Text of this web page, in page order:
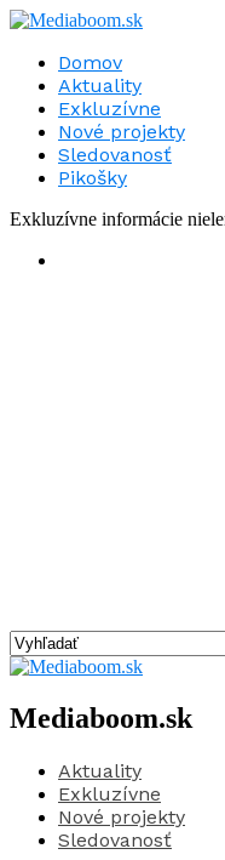
Domov
Aktuality
Exkluzívne
Nové projekty
Sledovanosť
Pikošky
Exkluzívne informácie
Mediaboom.sk
Aktuality
Exkluzívne
Nové projekty
Sledovanosť